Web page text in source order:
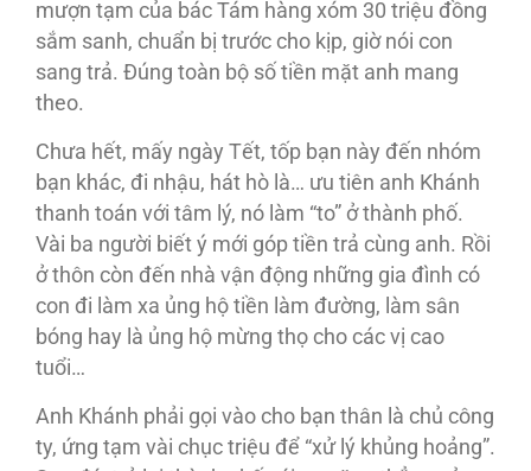
mượn tạm của bác Tám hàng xóm 30 triệu đồng
sắm sanh, chuẩn bị trước cho kịp, giờ nói con
sang trả. Ðúng toàn bộ số tiền mặt anh mang
theo.
Chưa hết, mấy ngày Tết, tốp bạn này đến nhóm
bạn khác, đi nhậu, hát hò là… ưu tiên anh Khánh
thanh toán với tâm lý, nó làm “to” ở thành phố.
Vài ba người biết ý mới góp tiền trả cùng anh. Rồi
ở thôn còn đến nhà vận động những gia đình có
con đi làm xa ủng hộ tiền làm đường, làm sân
bóng hay là ủng hộ mừng thọ cho các vị cao
tuổi…
Anh Khánh phải gọi vào cho bạn thân là chủ công
ty, ứng tạm vài chục triệu để “xử lý khủng hoảng”.